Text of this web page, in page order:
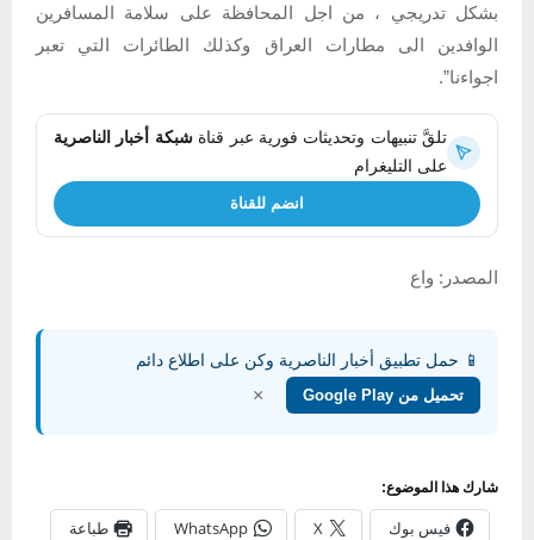
بشكل تدريجي ، من اجل المحافظة على سلامة المسافرين
الوافدين الى مطارات العراق وكذلك الطائرات التي تعبر
اجواءنا”.
تلقَّ تنبيهات وتحديثات فورية عبر قناةشبكة أخبار الناصرية
على التليغرام
انضم للقناة
المصدر: واع
📱 حمل تطبيق أخبار الناصرية وكن على اطلاع دائم
تحميل من Google Play ×
شارك هذا الموضوع:
فيس بوك X
WhatsApp طباعة